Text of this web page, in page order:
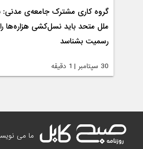
گروه کاری مشترک جامعه‌ی مدنی:
ملل متحد باید نسل‌کشی هزاره‌ها
رسمیت بشناسد
30 سپتامبر | 1 دقیقه
ما می